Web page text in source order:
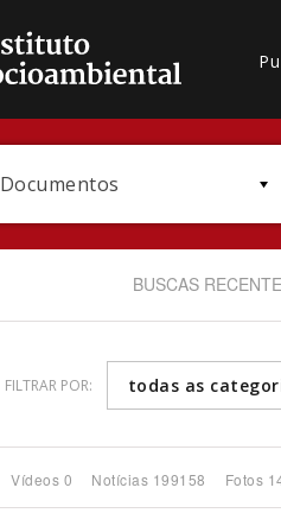
Documentos
BUSCAS
FILTRAR POR: todas as
Vídeos 0 Notícias 199158 Fotos